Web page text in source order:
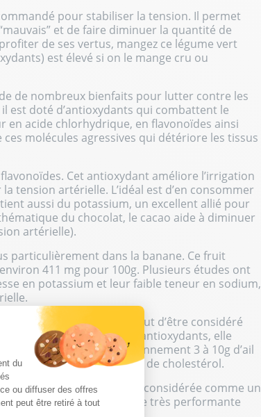
du
ou diffuser des offres
peut être retiré à tout
pour stabiliser la tension. Il permet
et de faire diminuer la quantité de
de ses vertus, mangez ce légume vert
est élevé si on le mange cru ou
de nombreux bienfaits pour lutter contre les
est doté d’antioxydants qui combattent le
en acide chlorhydrique, en flavonoïdes ainsi
molécules agressives qui détériore les tissus
Cet antioxydant améliore l’irrigation
tension artérielle. L’idéal est d’en consommer
aussi du potassium, un excellent allié pour
du chocolat, le cacao aide à diminuer
artérielle).
particulièrement dans la banane. Ce fruit
411 mg pour 100g. Plusieurs études ont
en potassium et leur faible teneur en sodium,
caractéristique, lui vaut d’être considéré
artérielle. Riche en antioxydants, elle
d’en manger quotidiennement 3 à 10g d’ail
une baisse du taux de cholestérol.
Cette épice jaune est considérée comme un
la curcumine se révèle très performante